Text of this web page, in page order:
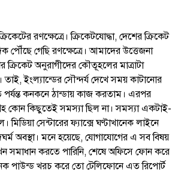
রণক্ষেত্রে। ক্রিকেটযোদ্ধা, দেশের ক্রিকেট
পৌঁছে গেছি রণক্ষেত্রে। আমাদের উত্তেজনা
ক্রিকেট অনুরাগীদের কৌতূহলের মাত্রাটা
ইংল্যান্ডের সৌন্দর্য দেখে সময় কাটানোর
কনকনে ঠান্ডায় কাজ করতাম। এরপর
কোন কিছুতেই সমস্যা ছিল না। সমস্যা একটাই-
মিডিয়া সেন্টারের ফ্যাক্সে ঘণ্টাখানেক লাইনে
অবস্থা। মনে হয়েছে, যোগাযোগের এ সব বিষয়
করতে পারিনি, শেষে অফিসে ফোন করে
পাউন্ড খরচ করে তো টেলিফোনে এত রিপোর্ট